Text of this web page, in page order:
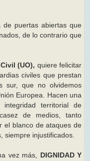
puertas abiertas que
de lo contrario que
(UO), quiere felicitar
civiles que prestan
sur, que no olvidemos
Europea. Hacen una
integridad territorial de
de medios, tanto
el blanco de ataques de
siempre injustificados.
vez más,
DIGNIDAD Y